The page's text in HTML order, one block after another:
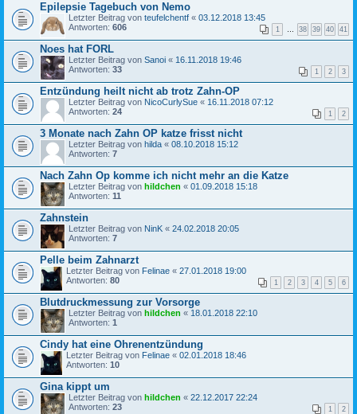
Epilepsie Tagebuch von Nemo
Letzter Beitrag von teufelchentf « 03.12.2018 13:45
Antworten: 606 1 … 38 39 40 41
Noes hat FORL
Letzter Beitrag von Sanoi « 16.11.2018 19:46
Antworten: 33 1 2 3
Entzündung heilt nicht ab trotz Zahn-OP
Letzter Beitrag von NicoCurlySue « 16.11.2018 07:12
Antworten: 24 1 2
3 Monate nach Zahn OP katze frisst nicht
Letzter Beitrag von hilda « 08.10.2018 15:12
Antworten: 7
Nach Zahn Op komme ich nicht mehr an die Katze
Letzter Beitrag von hildchen « 01.09.2018 15:18
Antworten: 11
Zahnstein
Letzter Beitrag von NinK « 24.02.2018 20:05
Antworten: 7
Pelle beim Zahnarzt
Letzter Beitrag von Felinae « 27.01.2018 19:00
Antworten: 80 1 2 3 4 5 6
Blutdruckmessung zur Vorsorge
Letzter Beitrag von hildchen « 18.01.2018 22:10
Antworten: 1
Cindy hat eine Ohrenentzündung
Letzter Beitrag von Felinae « 02.01.2018 18:46
Antworten: 10
Gina kippt um
Letzter Beitrag von hildchen « 22.12.2017 22:24
Antworten: 23 1 2